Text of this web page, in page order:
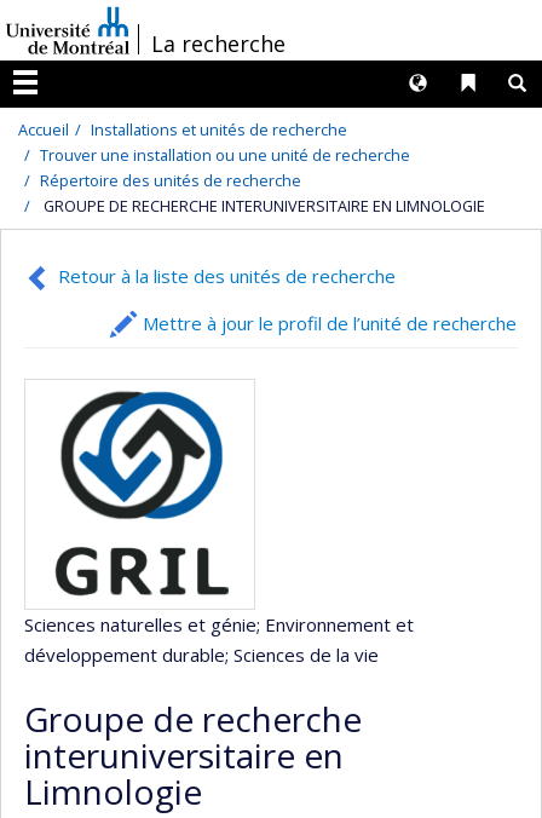
au
contenu
/La recherche
Menu
Liens
Langues
Accueil
Installations et unités de recherche
Trouver une installation ou une unité de recherche
Répertoire des unités de recherche
GROUPE DE RECHERCHE INTERUNIVERSITAIRE EN LIMNOLOGIE
Retour à la liste des unités de recherche
Mettre à jour le profil de l’unité de recherche
Sciences naturelles et génie; Environnement et
développement durable; Sciences de la vie
Groupe de recherche
interuniversitaire en
Limnologie